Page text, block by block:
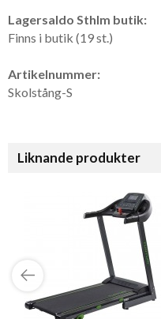
Lagersaldo Sthlm butik:
Finns i butik (19 st.)
Artikelnummer:
Skolstång-S
Liknande produkter